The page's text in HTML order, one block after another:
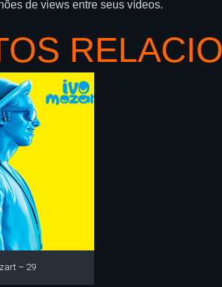
de views entre seus vídeos.
– 29